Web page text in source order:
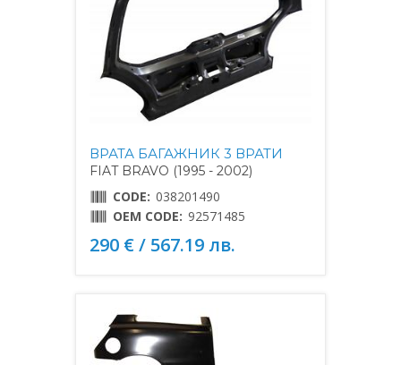
ВРАТА БАГАЖНИК 3 ВРАТИ
FIAT BRAVO (1995 - 2002)
CODE: 038201490
OEM CODE: 92571485
290 € / 567.19 лв.